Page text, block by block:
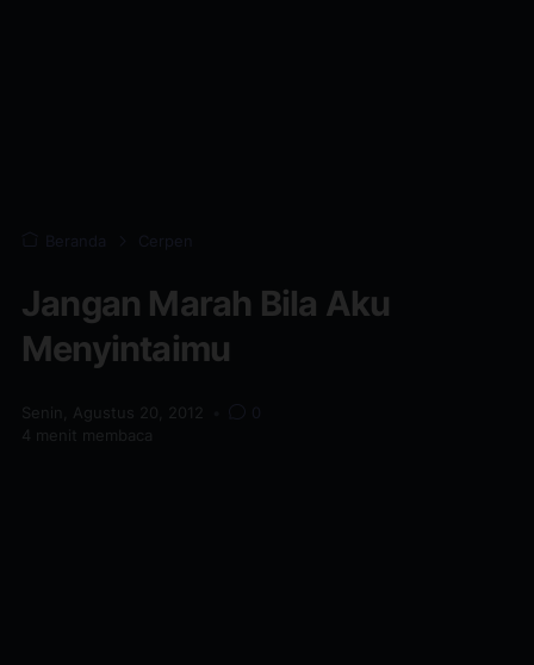
Beranda Cerpen
Jangan Marah Bila Aku
Menyintaimu
Senin, Agustus 20, 2012
0
4
menit membaca